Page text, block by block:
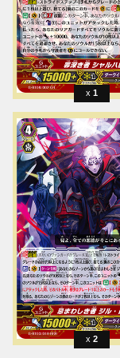
1
2